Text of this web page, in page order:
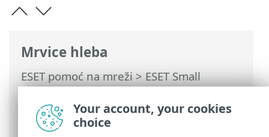
Mrvice hleba
ESET pomoć na mreži>ESET Small
Business Security>Najčešća pitanja>
Kako da dozvolim komunikaciju za
određenu aplikaciju
Your account, your cookies
choice